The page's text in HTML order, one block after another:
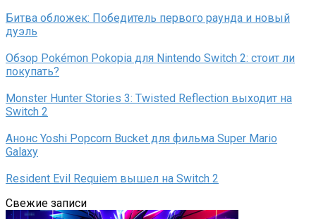
Битва обложек: Победитель первого раунда и новый
дуэль
Обзор Pokémon Pokopia для Nintendo Switch 2: стоит ли
покупать?
Monster Hunter Stories 3: Twisted Reflection выходит на
Switch 2
Анонс Yoshi Popcorn Bucket для фильма Super Mario
Galaxy
Resident Evil Requiem вышел на Switch 2
Свежие записи